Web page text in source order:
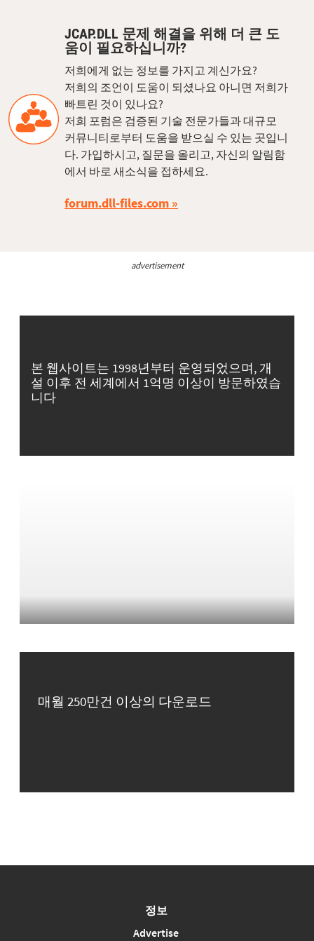
JCAP.DLL 문제 해결을 위해 더 큰 도
움이 필요하십니까?
저희에게 없는 정보를 가지고 계신가요?
저희의 조언이 도움이 되셨나요 아니면 저희가
빠트린 것이 있나요?
저희 포럼은 검증된 기술 전문가들과 대규모
커뮤니티로부터 도움을 받으실 수 있는 곳입니
다. 가입하시고, 질문을 올리고, 자신의 알림함
에서 바로 새소식을 접하세요.
forum.dll-files.com
advertisement
본 웹사이트는 1998년부터 운영되었으며, 개
설 이후 전 세계에서 1억명 이상이 방문하였습
니다
매월 250만건 이상의 다운로드
정보
Advertise